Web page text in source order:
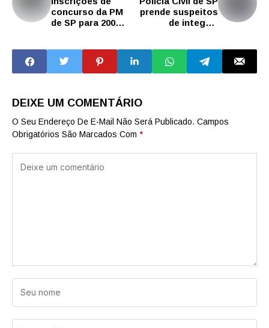
concurso da PM
de SP para 200
nesta segunda-
feira (1)
prende suspeitos
de integrar
invasão de
condomínios na
capital
DEIXE UM COMENTÁRIO
O Seu Endereço De E-Mail Não Será Publicado. Campos
Obrigatórios São Marcados Com *